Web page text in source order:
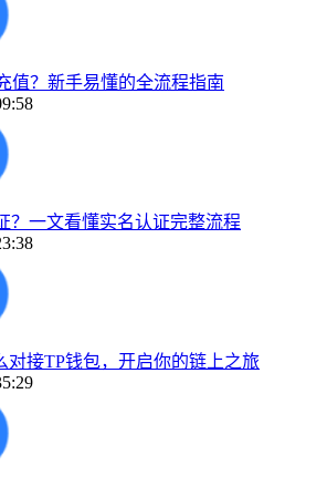
值？新手易懂的全流程指南
？一文看懂实名认证完整流程
对接TP钱包，开启你的链上之旅